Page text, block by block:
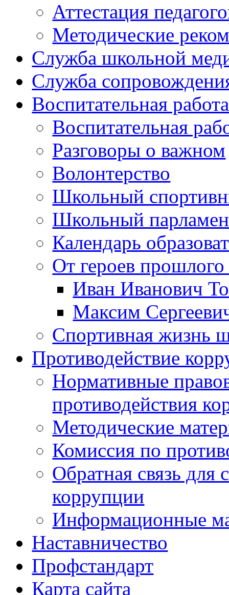
Аттестация
Методические
Служба школьной
Служба
Воспитательная работа
Воспитательная
Разговоры о важном
Волонтерство
Школьный
Школьный
Календарь
От героев
Иван Иванович
Максим
Спортивная жизнь
Противодействие
Нормативные
противодействия
Методические
Комиссия по
Обратная связь
коррупции
Информационные
Наставничество
Профстандарт
Карта сайта